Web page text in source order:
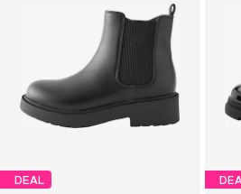
DEAL